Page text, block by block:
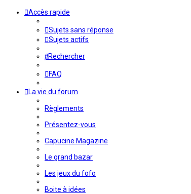
Accès rapide
Sujets sans réponse
Sujets actifs
Rechercher
FAQ
La vie du forum
Règlements
Présentez-vous
Capucine Magazine
Le grand bazar
Les jeux du fofo
Boite à idées